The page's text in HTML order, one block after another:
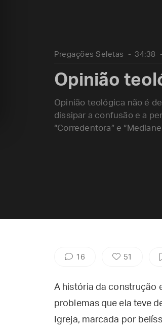
Pregações Seletas 34:38
Opinião
Opinião teológica não é
dissipar a confusão e a
“Corredentora” e
16 51
A história da construção
problemas que ela teve
Igreja, marcada por